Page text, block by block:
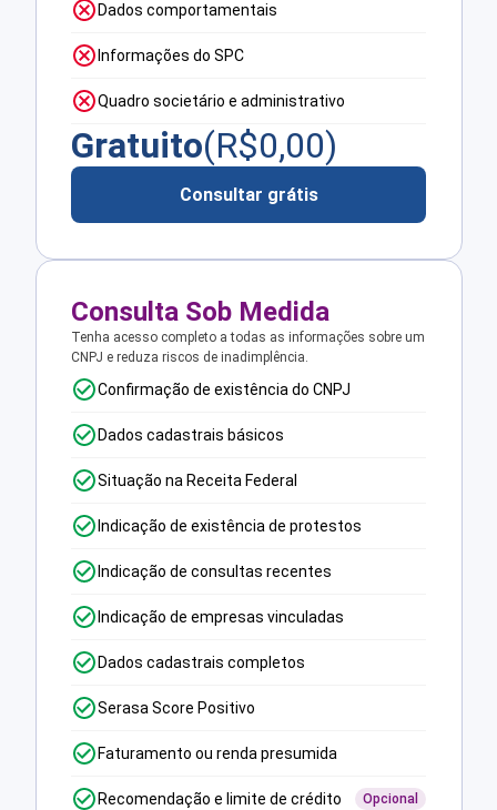
Dados comportamentais
Informações do SPC
Quadro societário e administrativo
Gratuito(R$0,00)
Consultar grátis
Consulta Sob Medida
Tenha acesso completo a todas as informações sobre um
CNPJ e reduza riscos de inadimplência.
Confirmação de existência do CNPJ
Dados cadastrais básicos
Situação na Receita Federal
Indicação de existência de protestos
Indicação de consultas recentes
Indicação de empresas vinculadas
Dados cadastrais completos
Serasa Score Positivo
Faturamento ou renda presumida
Recomendação e limite de crédito Opcional